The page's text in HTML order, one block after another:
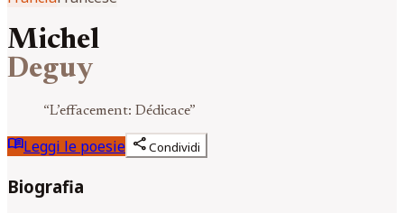
Michel
Deguy
“L’effacement: Dédicace”
menu_bookLeggi le poesie shareCondividi
Biografia